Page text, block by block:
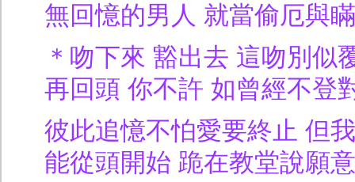
無回憶的男人 就當偷厄與
＊吻下來 豁出去 這吻別似
再回頭 你不許 如曾經不登
彼此追憶不怕愛要終止 但
能從頭開始 跪在教堂說願意